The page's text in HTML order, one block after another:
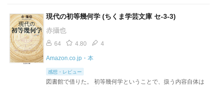
現代の初等幾何学 (ちくま学芸文庫 セ-3-3)
赤攝也
64 4.80 4
Amazon.co.jp・本
感想・レビュー
図書館で借りた。 初等幾何学ということで、扱う内容自体は